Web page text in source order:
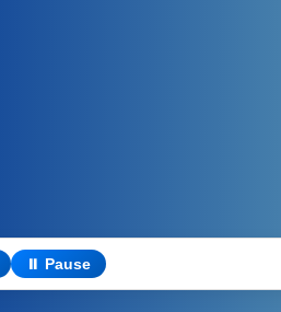
⏸️ Pause